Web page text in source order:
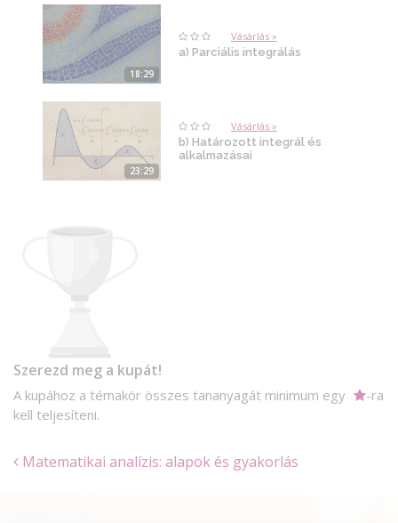
18:29
Vásárlás »
a) Parciális integrálás
23:29
Vásárlás »
b) Határozott integrál és
alkalmazásai
Szerezd meg a kupát!
A kupához a témakör összes tananyagát minimum egy
-ra
kell teljesíteni.
Matematikai analízis: alapok és gyakorlás